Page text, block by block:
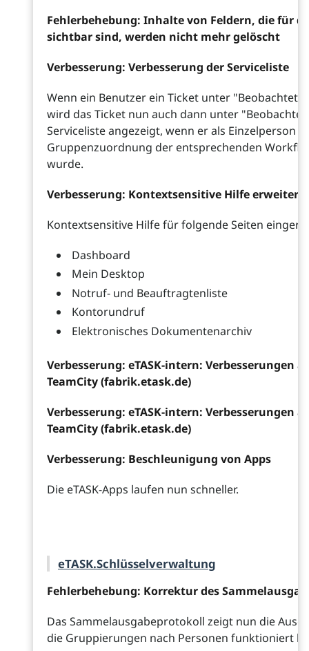
Fehlerbehebung: Inhalte von Feldern, die für
sichtbar sind, werden nicht mehr gelöscht
Verbesserung: Verbesserung der Serviceliste
Wenn ein Benutzer ein Ticket unter "Beobachtete
wird das Ticket nun auch dann unter
Serviceliste angezeigt, wenn er als Einzelperson
Gruppenzuordnung der entsprechenden
wurde.
Verbesserung: Kontextsensitive Hilfe erweitert
Kontextsensitive Hilfe für folgende Seiten
Dashboard
Mein Desktop
Notruf- und Beauftragtenliste
Kontorundruf
Elektronisches Dokumentenarchiv
Verbesserung: eTASK-intern: Verbesserungen
TeamCity (fabrik.etask.de)
Verbesserung: eTASK-intern: Verbesserungen
TeamCity (fabrik.etask.de)
Verbesserung: Beschleunigung von Apps
Die eTASK-Apps laufen nun schneller.
eTASK.Schlüsselverwaltung
Fehlerbehebung: Korrektur des
Das Sammelausgabeprotokoll zeigt nun die
die Gruppierungen nach Personen funktioniert